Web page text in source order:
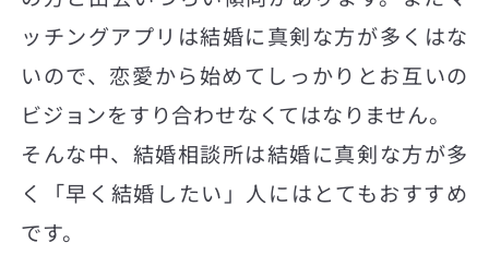
ッチングアプリは結婚に真剣な方が多くはな
いので、恋愛から始めてしっかりとお互いの
ビジョンをすり合わせなくてはなりません。
そんな中、結婚相談所は結婚に真剣な方が多
く「早く結婚したい」人にはとてもおすすめ
です。